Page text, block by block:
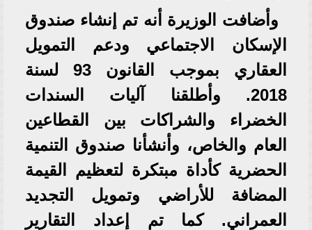
وأضافت الوزيرة أنه تم إنشاء صندوق
الإسكان الاجتماعي ودعم التمويل
العقاري بموجب القانون 93 لسنة
2018. وأطلقنا آليات السندات
الخضراء والشراكات بين القطاعين
العام والخاص، وأنشأنا صندوق التنمية
الحضرية كأداة مبتكرة لتعظيم القيمة
المضافة للأراضي وتمويل التجديد
العمراني. كما تم إعداد التقارير